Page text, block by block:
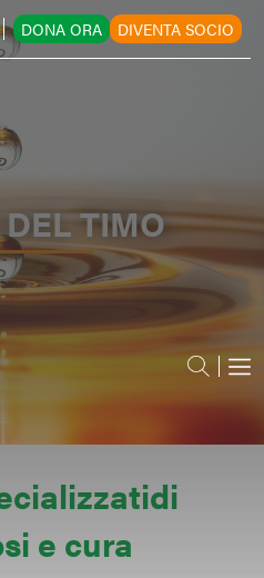
DONA ORA DIVENTA SOCIO
TIMO
di
e cura